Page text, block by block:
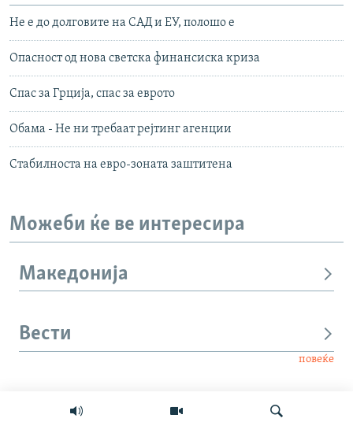
Не е до долговите на САД и ЕУ, полошо е
Опасност од нова светска финансиска криза
Спас за Грција, спас за еврото
Обама - Не ни требаат рејтинг агенции
Стабилноста на евро-зоната заштитена
Можеби ќе ве интересира
Македонија
Вести
повеќе
Интервју